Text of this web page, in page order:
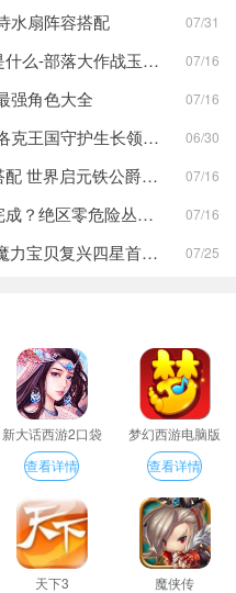
水扇阵容搭配 07/31
部落大作战玉火焰灵参战技能是什么-部落大作战玉火焰灵参战技能合集 07/16
强角色大全 07/16
洛克王国守护生长领域怎么过-洛克王国守护生长领域通关攻略 06/30
世界启元铁公爵技能阵容如何搭配 世界启元铁公爵技能阵容搭配合集 07/16
绝区零危险丛生之地任务怎么完成？绝区零危险丛生之地任务完成攻略 07/16
魔力宝贝复兴四星首领怎么打 魔力宝贝复兴四星首领打法合集 07/25
新大话西游2口袋
版
查看详情
梦幻西游电脑版
查看详情
天下3
魔侠传